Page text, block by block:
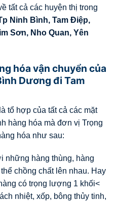
tất cả các huyện thị trong
Ninh Bình, Tam Điệp,
Sơn, Nho Quan, Yên
hóa vận chuyển của
Dương đi Tam
tổ hợp của tất cả các mặt
hàng hóa mà đơn vị Trọng
hóa như sau:
những hàng thùng, hàng
chồng chất lên nhau. Hay
có trọng lượng 1 khối<
nhiệt, xốp, bông thủy tinh,